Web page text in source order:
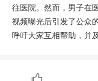
往医院。然而，男子在
视频曝光后引发了公众
呼吁大家互相帮助，并